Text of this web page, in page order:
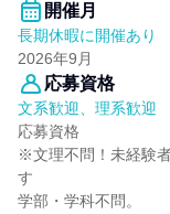
開催月
長期休暇に開催あり
2026年9月
応募資格
文系歓迎、理系歓迎
応募資格
※文理不問！未経験
す
学部・学科不問。